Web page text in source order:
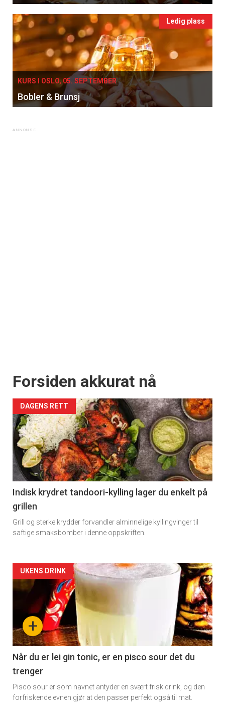
Ledig plass
KURS I OSLO, 05. SEPTEMBER
Bobler & Brunsj
Forsiden akkurat nå
DAGENS RETT
Indisk krydret tandoori-kylling lager du enkelt på
grillen
Grill og sterke krydder forvandler alminnelige kyllingvinger til
saftige smaksbomber i denne oppskriften.
Forsiden
akkurat
nå
-
2
+
UKENS DRINK
Når du er lei gin tonic, er en pisco sour det du
trenger
Pisco sour er som navnet antyder en svært frisk drink, og den
forfriskende evnen gjør at den passer perfekt også til mat.